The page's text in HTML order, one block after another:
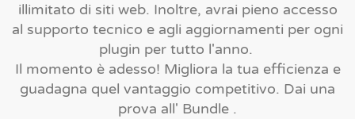
illimitato di siti web. Inoltre, avrai pieno accesso
al supporto tecnico e agli aggiornamenti per ogni
plugin per tutto l'anno.
Il momento è adesso! Migliora la tua efficienza e
guadagna quel vantaggio competitivo. Dai una
prova all' Bundle .